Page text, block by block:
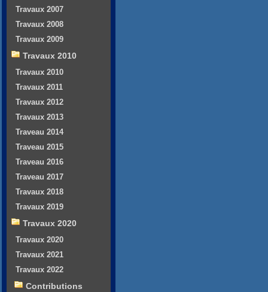
Travaux 2007
Travaux 2008
Travaux 2009
Travaux 2010
Travaux 2010
Travaux 2011
Travaux 2012
Travaux 2013
Traveau 2014
Traveau 2015
Traveau 2016
Traveau 2017
Travaux 2018
Travaux 2019
Travaux 2020
Travaux 2020
Travaux 2021
Travaux 2022
Contributions